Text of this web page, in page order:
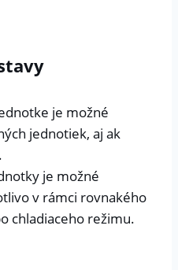
je možné
jednotiek, aj ak
je možné
v rámci rovnakého
chladiaceho režimu.